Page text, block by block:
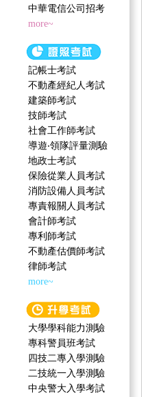
中華電信公司招考
more~
記帳士考試
不動產經紀人考試
建築師考試
技師考試
社會工作師‍考試
導遊‧領隊評量測驗
地政士考試
保險從業人員考試
消防設備人員考試
專責報關人員考試
會計師考試
專利師考試
不動產估價師考試
律師考試
more~
大學學科能力測驗
專科警員班考試
四技二專入學測驗
二技統一入學測驗
中央警大入學考試